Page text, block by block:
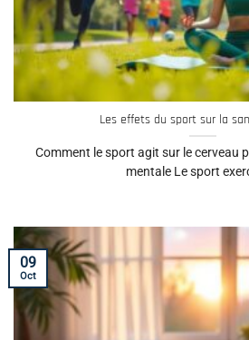
Les effets du sport sur la
Comment le sport agit sur le cerveau
mentale Le sport
09
Oct